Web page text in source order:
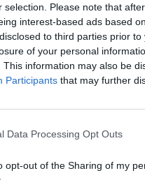
selection. Please note that
interest-based ads based
to third parties prior
of your personal
This information may also be
Participants that may further
Data Processing Opt Outs
opt-out of the Sharing of my
a Nem vagyok itt egy
előadás a kerítés
betekintést.